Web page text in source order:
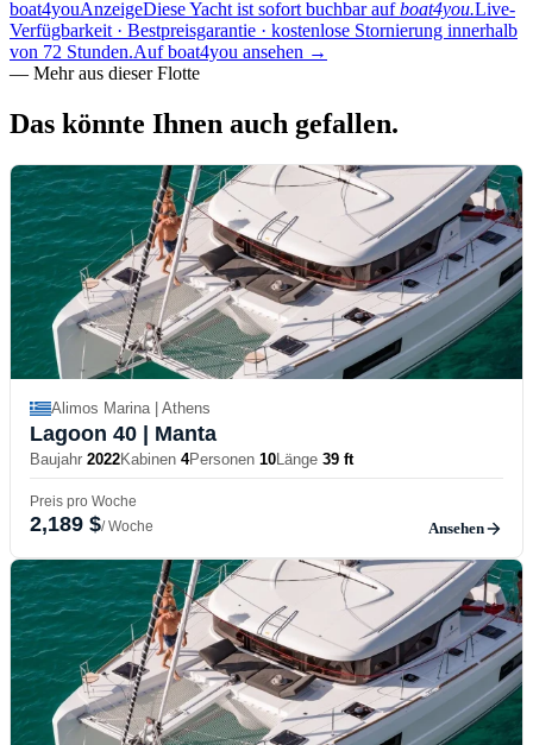
boat4youAnzeigeDiese Yacht ist sofort buchbar auf boat4you.Live-
Verfügbarkeit · Bestpreisgarantie · kostenlose Stornierung innerhalb
von 72 Stunden.Auf boat4you ansehen →
— Mehr aus dieser Flotte
Das könnte Ihnen auch gefallen.
Alimos Marina | Athens
Lagoon 40 | Manta
Baujahr 2022Kabinen 4Personen 10Länge 39 ft
Preis pro Woche
2,189 $/ Woche Ansehen